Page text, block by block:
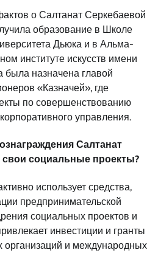
о Салтанат Серкебаевой
образование в Школе
Дьюка и в Альма-
институте искусств имени
назначена главой
«Казначей», где
по совершенствованию
управления.
Салтанат
свои социальные проекты?
использует средства,
предпринимательской
социальных проектов и
инвестиции и гранты
организаций и международных